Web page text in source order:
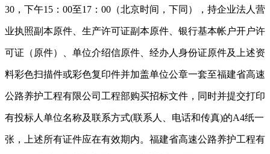
30 ，下午15 ： 00至17 ： 00 （北京时间，下同），持企业法人营
业执照副本原件、生产许可证副本原件、银行基本帐户开户许
可证（原件）、单位介绍信原件、经办人身份证原件及上述资
料彩色扫描件或彩色复印件并加盖单位公章一套至福建省高速
公路养护工程有限公司工程部购买招标文件，同时并提交打印
有投标人单位名称及联系方式(联系人、电话和传真)的A4纸一
张，上述所有证件应在有效期内。福建省高速公路养护工程有